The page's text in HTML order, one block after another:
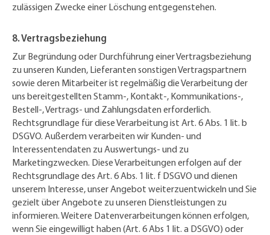
zulässigen Zwecke einer Löschung entgegenstehen.
8. Vertragsbeziehung
Zur Begründung oder Durchführung einer Vertragsbeziehung
zu unseren Kunden, Lieferanten sonstigen Vertragspartnern
sowie deren Mitarbeiter ist regelmäßig die Verarbeitung der
uns bereitgestellten Stamm-, Kontakt-, Kommunikations-,
Bestell-, Vertrags- und Zahlungsdaten erforderlich.
Rechtsgrundlage für diese Verarbeitung ist Art. 6 Abs. 1 lit. b
DSGVO. Außerdem verarbeiten wir Kunden- und
Interessentendaten zu Auswertungs- und zu
Marketingzwecken. Diese Verarbeitungen erfolgen auf der
Rechtsgrundlage des Art. 6 Abs. 1 lit. f DSGVO und dienen
unserem Interesse, unser Angebot weiterzuentwickeln und Sie
gezielt über Angebote zu unseren Dienstleistungen zu
informieren. Weitere Datenverarbeitungen können erfolgen,
wenn Sie eingewilligt haben (Art. 6 Abs 1 lit. a DSGVO) oder